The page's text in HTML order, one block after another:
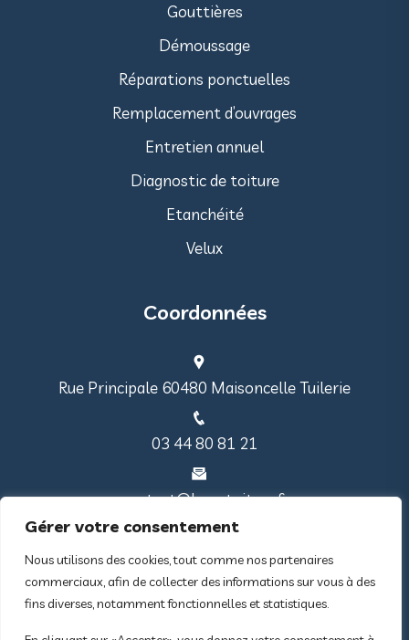
Gérer votre consentement
Nous utilisons des cookies, tout comme nos partenaires
commerciaux, afin de collecter des informations sur vous à des
fins diverses, notamment fonctionnelles et statistiques.
Gouttières
Démoussage
Réparations ponctuelles
Remplacement d’ouvrages
Entretien annuel
Diagnostic de toiture
Etanchéité
Velux
Coordonnées
Rue Principale 60480 Maisoncelle Tuilerie
03 44 80 81 21
contact@lmo-toiture.fr
Nos qualifications